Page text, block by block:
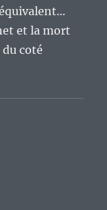
et la mort
coté